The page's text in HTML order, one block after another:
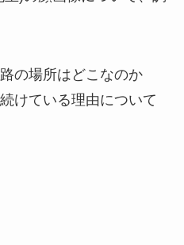
の場所はどこなのか
けている理由について